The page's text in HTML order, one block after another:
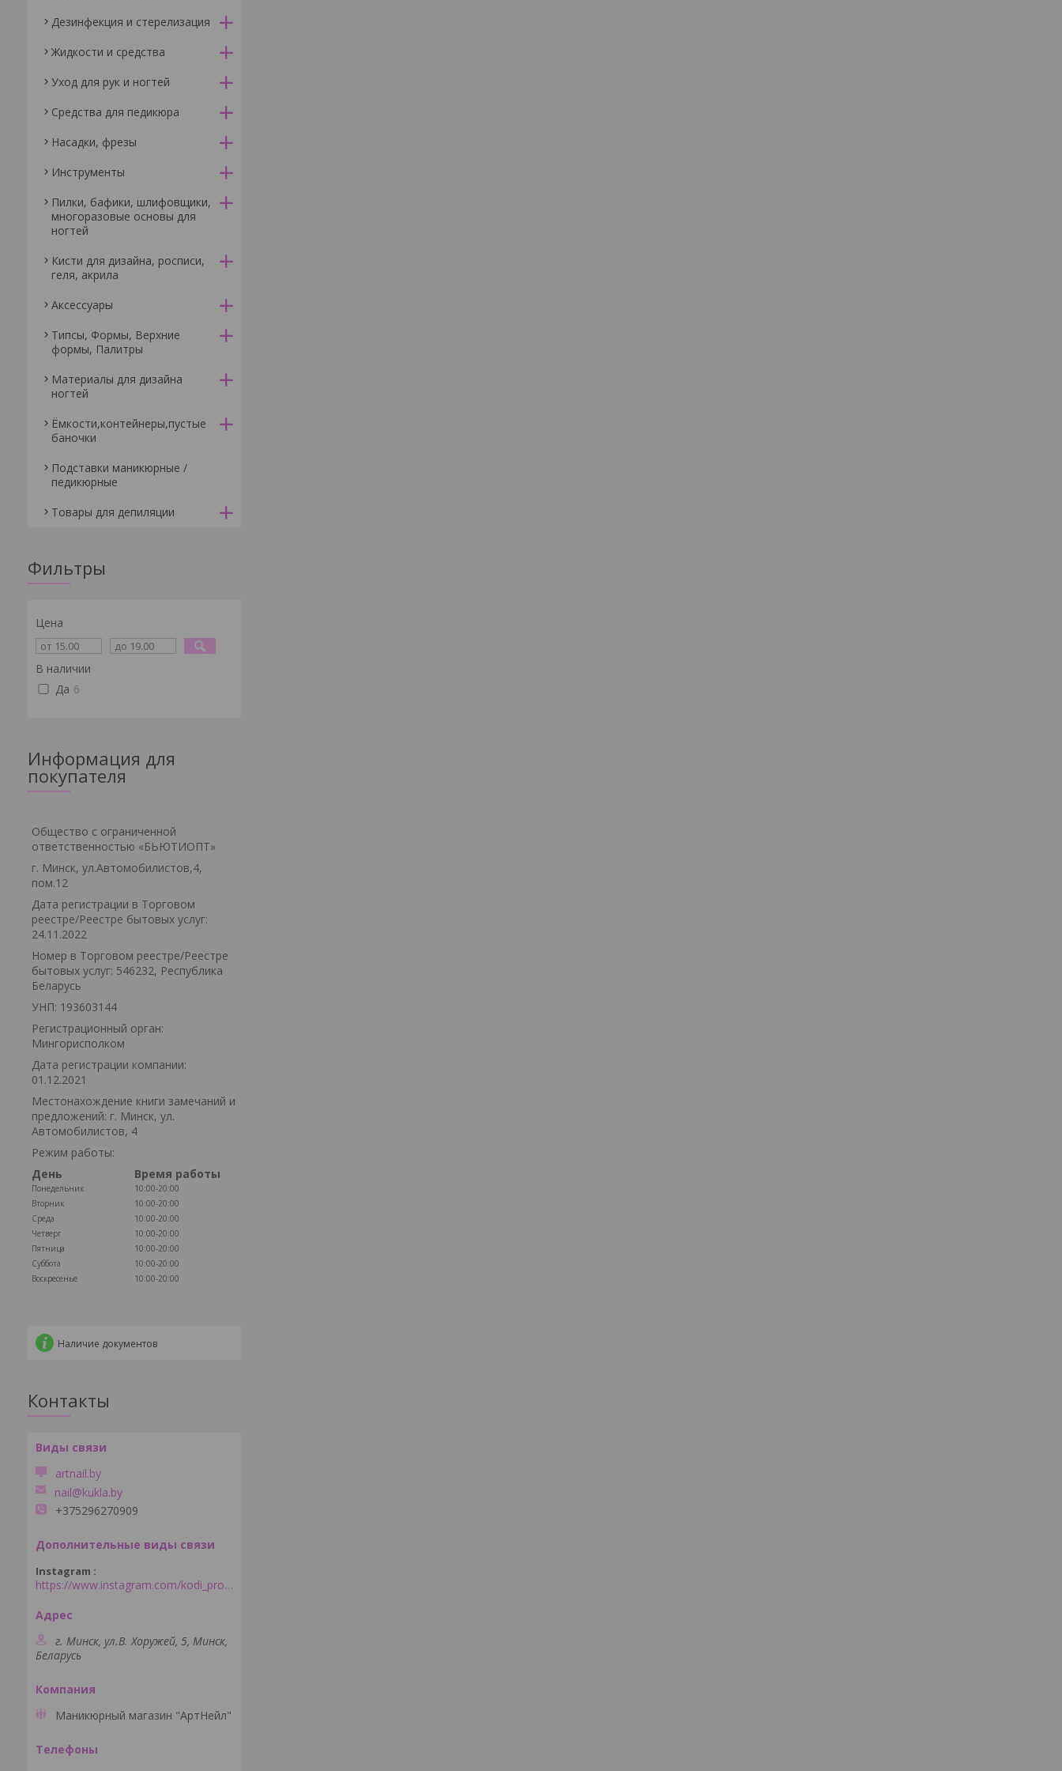
Дезинфекция и стерелизация
Жидкости и средства
Уход для рук и ногтей
Средства для педикюра
Насадки, фрезы
Инструменты
Пилки, бафики, шлифовщики,
многоразовые основы для
ногтей
Кисти для дизайна, росписи,
геля, акрила
Аксессуары
Типсы, Формы, Верхние
формы, Палитры
Материалы для дизайна
ногтей
Ёмкости,контейнеры,пустые
баночки
Подставки маникюрные /
педикюрные
Товары для депиляции
Фильтры
Цена
В наличии
Да 6
Информация для
покупателя
Общество с ограниченной
ответственностью «БЬЮТИОПТ»
г. Минск, ул.Автомобилистов,4,
пом.12
Дата регистрации в Торговом
реестре/Реестре бытовых услуг:
24.11.2022
Номер в Торговом реестре/Реестре
бытовых услуг: 546232, Республика
Беларусь
УНП: 193603144
Регистрационный орган:
Мингорисполком
Дата регистрации компании:
01.12.2021
Местонахождение книги замечаний и
предложений: г. Минск, ул.
Автомобилистов, 4
Режим работы:
День
Время работы
Понедельник
10:00-20:00
Вторник
10:00-20:00
Среда
10:00-20:00
Четверг
10:00-20:00
Пятница
10:00-20:00
Суббота
10:00-20:00
Воскресенье
10:00-20:00
Наличие документов
Контакты
artnail.by
nail@kukla.by
+375296270909
Instagram
https://www.instagram.com/kodi_professional_minsk/
г. Минск, ул.В. Хоружей, 5, Минск,
Беларусь
Маникюрный магазин "АртНейл"